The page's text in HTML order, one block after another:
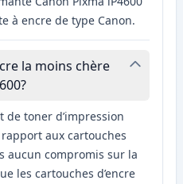
à encre de type Canon.
la moins chère
de toner d’impression
aux cartouches
aucun compromis sur la
les cartouches d’encre